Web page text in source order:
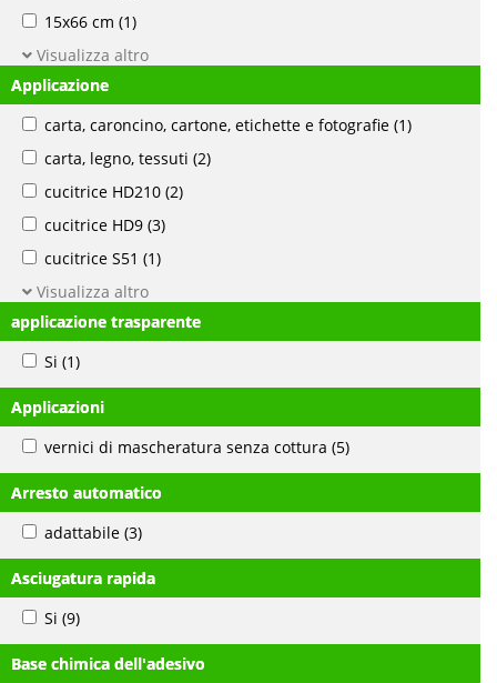
15x66 cm (1)
Visualizza altro
Applicazione
carta, caroncino, cartone, etichette e fotografie (1)
carta, legno, tessuti (2)
cucitrice HD210 (2)
cucitrice HD9 (3)
cucitrice S51 (1)
Visualizza altro
applicazione trasparente
Si (1)
Applicazioni
vernici di mascheratura senza cottura (5)
Arresto automatico
adattabile (3)
Asciugatura rapida
Si (9)
Base chimica dell'adesivo